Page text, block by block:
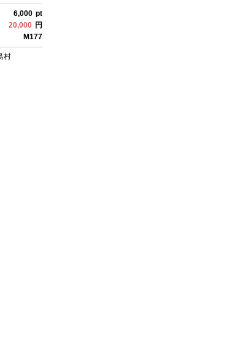
6,000 pt
20,000 円
M177
村